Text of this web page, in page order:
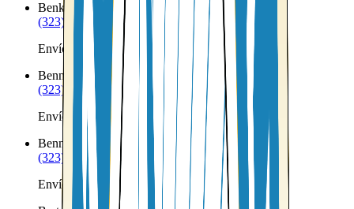
Benkelman
(323) 953-8100
Envíos a Nicaragua desde Benkelman
Bennet
NE
(323) 953-8100
Envíos a Nicaragua desde Bennet
Bennington
NE
(323) 953-8100
Envíos a Nicaragua desde Bennington